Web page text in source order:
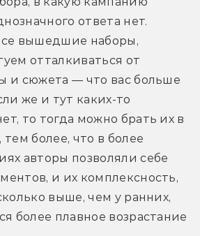
ответа нет.
вышедшие наборы,
отталкиваться от
и сюжета — что вас больше
же и тут каких-то
то тогда можно брать их в
более, что в более
авторы позволяли себе
и их комплексность,
выше, чем у ранних,
более плавное возрастание